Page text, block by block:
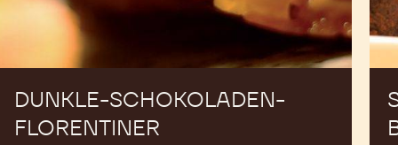
DUNKLE-SCHOKOLADEN-
FLORENTINER